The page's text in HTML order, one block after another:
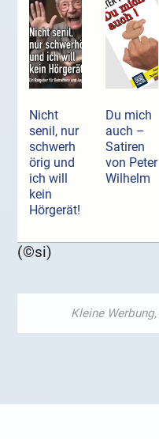
Nicht
senil, nur
schwerh
örig und
ich will
kein
Hörgerät!
Du mich
auch –
Satiren
von Peter
Wilhelm
(©si)